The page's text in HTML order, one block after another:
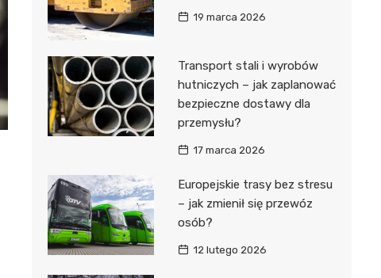
19 marca 2026
Transport stali i wyrobów
hutniczych – jak zaplanować
bezpieczne dostawy dla
przemysłu?
17 marca 2026
Europejskie trasy bez stresu
– jak zmienił się przewóz
osób?
12 lutego 2026